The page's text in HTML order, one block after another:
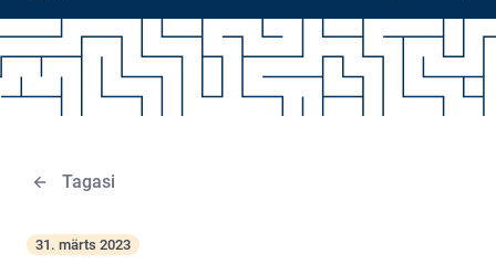
Tagasi
31. märts 2023